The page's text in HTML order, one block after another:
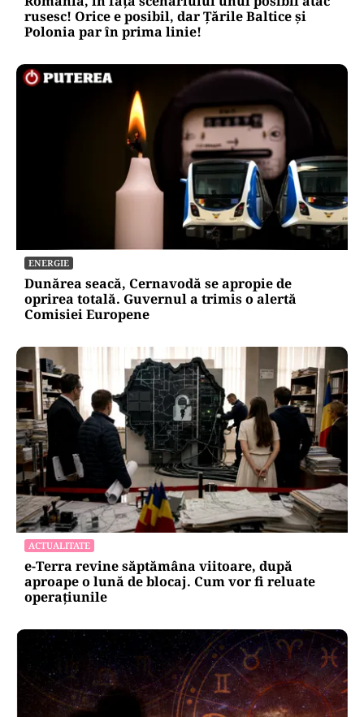
rusesc! Orice e posibil, dar Țările Baltice și
Polonia par în prima linie!
ENERGIE
Dunărea seacă, Cernavodă se apropie de
oprirea totală. Guvernul a trimis o alertă
Comisiei Europene
ACTUALITATE
e-Terra revine săptămâna viitoare, după
aproape o lună de blocaj. Cum vor fi reluate
operațiunile